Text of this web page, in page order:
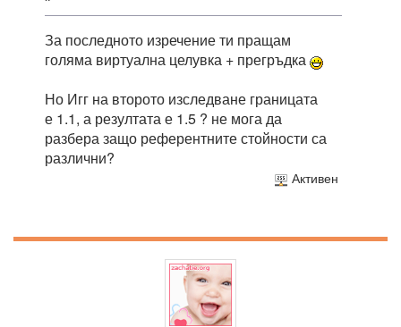
За последното изречение ти пращам
голяма виртуална целувка + прегръдка
Но Игг на второто изследване границата
е 1.1, а резултата е 1.5 ? не мога да
разбера защо референтните стойности са
различни?
Активен